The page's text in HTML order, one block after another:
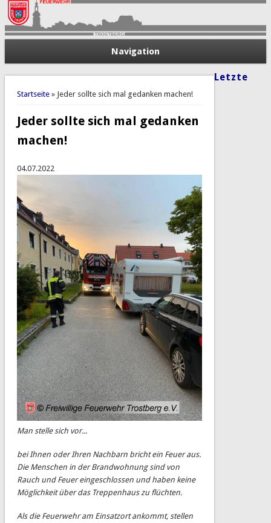
Navigation
Sie sind hier
Startseite» Jeder sollte sich mal gedanken machen!
Jeder sollte sich mal gedanken
machen!
04.07.2022
Man stelle sich vor...
bei Ihnen oder Ihren Nachbarn bricht ein Feuer aus.
Die Menschen in der Brandwohnung sind von
Rauch und Feuer eingeschlossen und haben keine
Möglichkeit über das Treppenhaus zu flüchten.
Als die Feuerwehr am Einsatzort ankommt, stellen
Letzte